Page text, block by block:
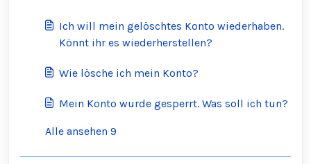
Ich will mein gelöschtes Konto wiederhaben.
Könnt ihr es wiederherstellen?
Wie lösche ich mein Konto?
Mein Konto wurde gesperrt. Was soll ich tun?
Alle ansehen 9